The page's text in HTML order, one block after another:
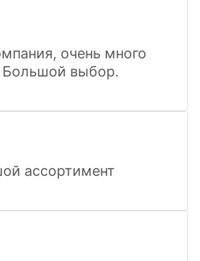
очень много
выбор.
ассортимент